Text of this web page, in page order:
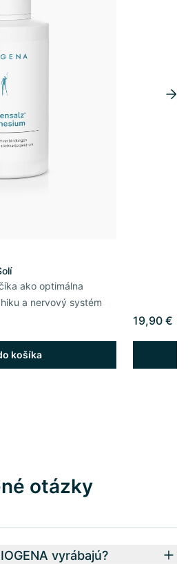
ako optimálna
a nervový systém
košíka
19,90 €
otázky
vyrábajú?